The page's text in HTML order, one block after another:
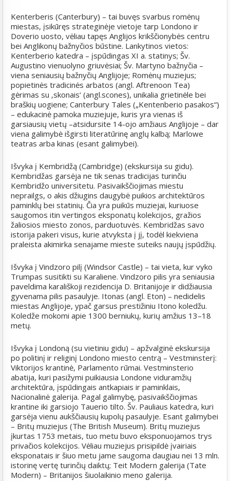
Kenterberis (Canterbury) – tai buvęs svarbus romėnų
miestas, įsikūręs strateginėje vietoje tarp Londono ir
Doverio uosto, vėliau tapęs Anglijos krikščionybės centru
bei Anglikonų bažnyčios būstine. Lankytinos vietos:
Kenterberio katedra – įspūdingas XI a. statinys; Šv.
Augustino vienuolyno griuvėsiai; Šv. Martyno bažnyčia –
viena seniausių bažnyčių Anglijoje; Romėnų muziejus;
popietinės tradicinės arbatos (angl. Aftrenoon Tea)
gėrimas su ‚skonais‘ (angl.scones), unikalia grietinėle bei
braškių uogiene; Canterbury Tales („Kentenberio pasakos“)
– edukacinė pamoka muziejuje, kuris yra vienas iš
garsiausių vietų –atsidursite 14-ojo amžiaus Anglijoje – dar
viena galimybė išgirsti literatūrinę anglų kalbą; Marlowe
teatras arba kinas (esant galimybei).
Išvyka į Kembridžą (Cambridge) (ekskursija su gidu).
Kembridžas garsėja ne tik senas tradicijas turinčiu
Kembridžo universitetu. Pasivaikščiojimas miestu
neprailgs, o akis džiugins daugybė puikios architektūros
paminklų bei statinių. Čia yra puikūs muziejai, kuriuose
saugomos itin vertingos eksponatų kolekcijos, gražios
žaliosios miesto zonos, parduotuvės. Kembridžas savo
istorija pakeri visus, kurie atvyksta į jį, todėl kiekviena
praleista akimirka senajame mieste suteiks naujų įspūdžių.
Išvyka į Vindzoro pilį (Windsor Castle) – tai vieta, kur vyko
Trumpas susitikti su Karaliene. Vindzoro pilis yra seniausia
paveldima karališkoji rezidencija D. Britanijoje ir didžiausia
gyvenama pilis pasaulyje. Itonas (angl. Eton) – nedidelis
miestas Anglijoje, ypač garsus prestižiniu Itono koledžu.
Koledže mokomi apie 1300 berniukų, kurių amžius 13–18
metų.
Išvyka į Londoną (su vietiniu gidu) – apžvalginė ekskursija
po politinį ir religinį Londono miesto centrą – Vestminsterį:
Viktorijos krantinė, Parlamento rūmai. Vestminsterio
abatija, kuri pasižymi puikiausia Londone viduramžių
architektūra, įspūdingais antkapiais ir paminklais,
Nacionalinė galerija. Pagal galimybę, pasivaikščiojimas
krantine iki garsiojo Tauerio tilto. Šv. Pauliaus katedra, kuri
garsėja vienu aukščiausių kupolų pasaulyje. Esant galimybei
– Britų muziejus (The British Museum). Britų muziejus
įkurtas 1753 metais, tuo metu buvo eksponuojamos trys
privačios kolekcijos. Vėliau muziejus prisipildė įvairiais
eksponatais ir šiuo metu jame saugoma daugiau nei 13 mln.
istorinę vertę turinčių daiktų; Teit Modern galerija (Tate
Modern) – Britanijos šiuolaikinio meno galerija.